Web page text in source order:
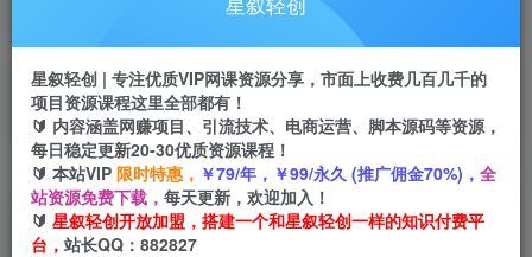
首页 创业课程 会员免费 正文
快手热度掘金，不需要任何门槛，最快当天见收益
星叙轻创 | 专注优质VIP网课资源分享，市面上收费几百几千的
项目资源课程这里全部都有！
🔰 内容涵盖网赚项目、引流技术、电商运营、脚本源码等资源，
每日稳定更新20-30优质资源课程！
🔰 本站VIP 限时特惠， ￥79/年，￥99/永久 (推广佣金70%)， 全
站资源免费下载， 每天更新，欢迎加入！
🔰 星叙轻创开放加盟，搭建一个和星叙轻创一样的知识付费平
台， 站长QQ：882827